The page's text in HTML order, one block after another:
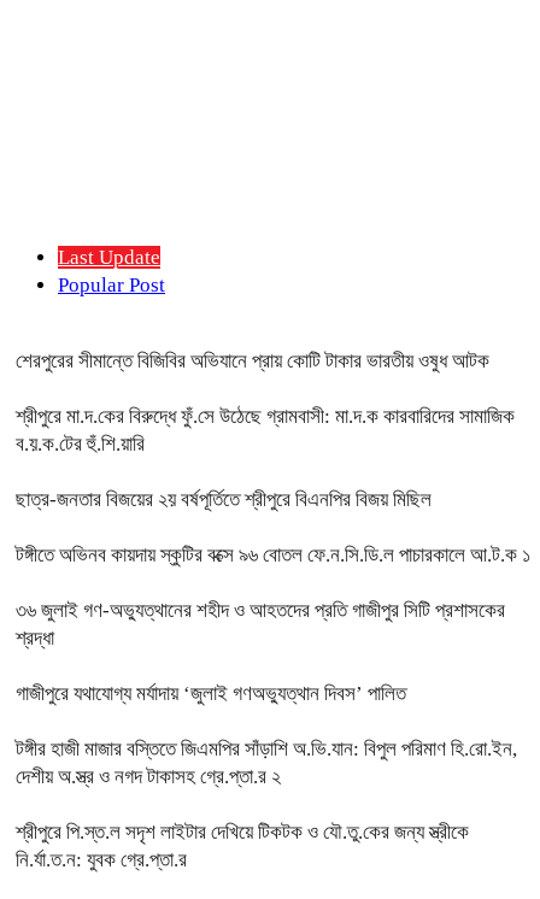
Last Update
Popular Post
শেরপুরের সীমান্তে বিজিবির অভিযানে প্রায় কোটি টাকার ভারতীয় ওষুধ আটক
শ্রীপুরে মা.দ.কের বিরুদ্ধে ফুঁ.সে উঠেছে গ্রামবাসী: মা.দ.ক কারবারিদের সামাজিক
ব.য়.ক.টের হুঁ.শি.য়ারি
ছাত্র-জনতার বিজয়ের ২য় বর্ষপূর্তিতে শ্রীপুরে বিএনপির বিজয় মিছিল
টঙ্গীতে অভিনব কায়দায় স্কুটির বক্সে ৯৬ বোতল ফে.ন.সি.ডি.ল পাচারকালে আ.ট.ক ১
৩৬ জুলাই গণ-অভ্যুত্থানের শহীদ ও আহতদের প্রতি গাজীপুর সিটি প্রশাসকের
শ্রদ্ধা
গাজীপুরে যথাযোগ্য মর্যাদায় ‘জুলাই গণঅভ্যুত্থান দিবস’ পালিত
টঙ্গীর হাজী মাজার বস্তিতে জিএমপির সাঁড়াশি অ.ভি.যান: বিপুল পরিমাণ হি.রো.ইন,
দেশীয় অ.স্ত্র ও নগদ টাকাসহ গ্রে.প্তা.র ২
শ্রীপুরে পি.স্ত.ল সদৃশ লাইটার দেখিয়ে টিকটক ও যৌ.তু.কের জন্য স্ত্রীকে
নি.র্যা.ত.ন: যুবক গ্রে.প্তা.র